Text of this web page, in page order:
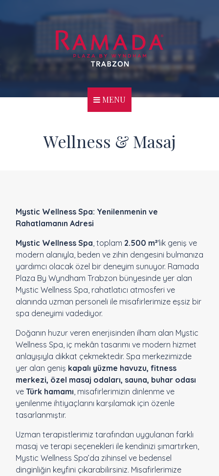
MENU
Wellness & Masaj
Mystic Wellness Spa: Yenilenmenin ve
Rahatlamanın Adresi
Mystic Wellness Spa, toplam 2.500 m²'lik geniş ve
modern alanıyla, beden ve zihin dengesini bulmanıza
yardımcı olacak özel bir deneyim sunuyor. Ramada
Plaza By Wyndham Trabzon bünyesinde yer alan
Mystic Wellness Spa, rahatlatıcı atmosferi ve
alanında uzman personeli ile misafirlerimize eşsiz bir
spa deneyimi vadediyor.
Doğanın huzur veren enerjisinden ilham alan Mystic
Wellness Spa, iç mekân tasarımı ve modern hizmet
anlayışıyla dikkat çekmektedir. Spa merkezimizde
yer alan geniş kapalı yüzme havuzu, fitness
merkezi, özel masaj odaları, sauna, buhar odası
ve Türk hamamı, misafirlerimizin dinlenme ve
yenilenme ihtiyaçlarını karşılamak için özenle
tasarlanmıştır.
Uzman terapistlerimiz tarafından uygulanan farklı
masaj ve terapi seçenekleri ile kendinizi şımartırken,
Mystic Wellness Spa’da zihinsel ve bedensel
dinginliğin keyfini çıkarabilirsiniz. Misafirlerimize